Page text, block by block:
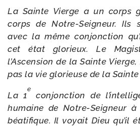
La Sainte Vierge a un corps
corps de Notre-​Seigneur. Ils
avec la même conjonc­tion
cet état glo­rieux. Le
l’Ascension de la Sainte
pas la vie glo­rieuse de la Sainte
La 1
e
conjonc­tion de
humaine de Notre-​Seigneur
béa­ti­fique. Il voyait Dieu qu’il